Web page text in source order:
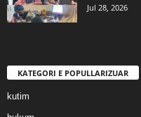
Jul 28, 2026
KATEGORI E POPULLARIZUAR
kutim